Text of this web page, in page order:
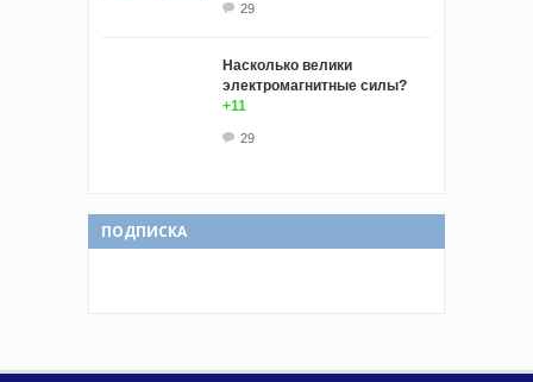
29
Насколько велики
электромагнитные силы?
+11
29
ПОДПИСКА